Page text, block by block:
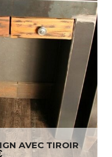
AVEC TIROIR